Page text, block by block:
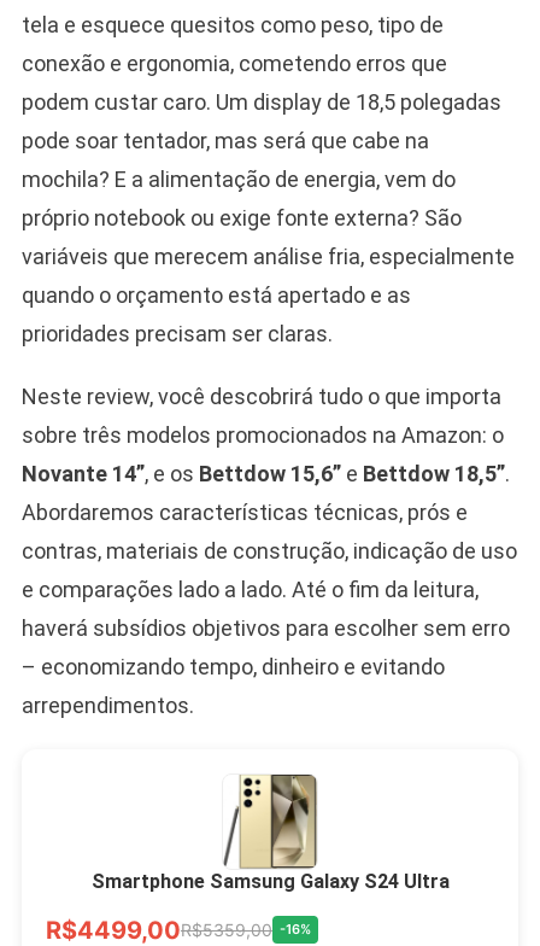
tela e esquece quesitos como peso, tipo de
conexão e ergonomia, cometendo erros que
podem custar caro. Um display de 18,5 polegadas
pode soar tentador, mas será que cabe na
mochila? E a alimentação de energia, vem do
próprio notebook ou exige fonte externa? São
variáveis que merecem análise fria, especialmente
quando o orçamento está apertado e as
prioridades precisam ser claras.
Neste review, você descobrirá tudo o que importa
sobre três modelos promocionados na Amazon: o
Novante 14”, e os Bettdow 15,6”e Bettdow 18,5”.
Abordaremos características técnicas, prós e
contras, materiais de construção, indicação de uso
e comparações lado a lado. Até o fim da leitura,
haverá subsídios objetivos para escolher sem erro
– economizando tempo, dinheiro e evitando
arrependimentos.
Smartphone Samsung Galaxy S24 Ultra
R$4499,00R$5359,00 -16%